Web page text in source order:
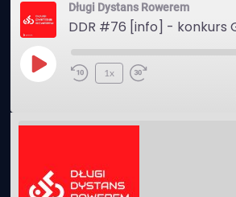
Długi Dystans Rowerem
Play
1x